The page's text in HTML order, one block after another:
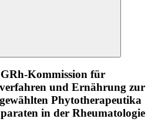
Kommission für
und Ernährung zur
Phytotherapeutika
in der Rheumatologie